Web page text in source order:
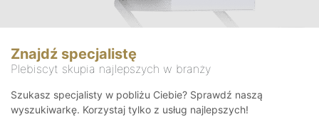
Znajdź specjalistę
Plebiscyt skupia najlepszych w branży
Szukasz specjalisty w pobliżu Ciebie? Sprawdź naszą
wyszukiwarkę. Korzystaj tylko z usług najlepszych!